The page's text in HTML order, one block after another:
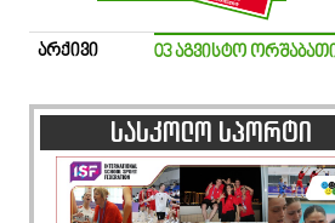
არქივი 03 აგვისტო
სასკოლო სპორტი